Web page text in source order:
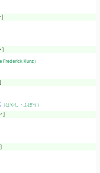
Frederick Kunz）
（はやし・ふぼう）